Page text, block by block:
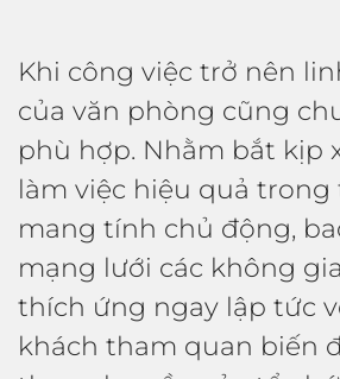
Khi công việc trở nên
của văn phòng cũng
phù hợp. Nhằm bắt kịp
làm việc hiệu quả trong
mang tính chủ động,
mạng lưới các không
thích ứng ngay lập tức
khách tham quan biến